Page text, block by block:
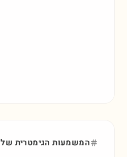
המשמעות הגימטרית של